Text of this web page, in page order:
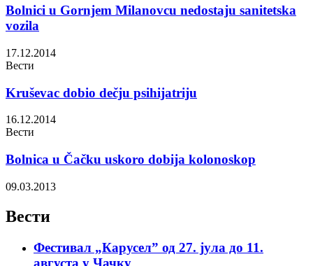
Bolnici u Gornjem Milanovcu nedostaju sanitetska
vozila
17.12.2014
Вести
Kruševac dobio dečju psihijatriju
16.12.2014
Вести
Bolnica u Čačku uskoro dobija kolonoskop
09.03.2013
Вести
Фестивал „Карусел” од 27. јула до 11.
августа у Чачку